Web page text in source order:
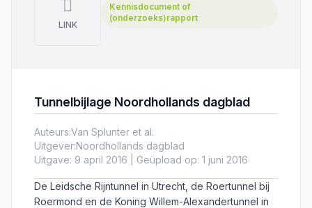
LINK
Kennisdocument of
(onderzoeks)rapport
Tunnelbijlage Noordhollands dagblad
Auteurs:Van Splunter et al.
Uitgever:Noordhollands dagblad
Uitgave: 9 april 2016 | Geüpload op: 1 juni 2016
De Leidsche Rijntunnel in Utrecht, de Roertunnel bij
Roermond en de Koning Willem-Alexandertunnel in